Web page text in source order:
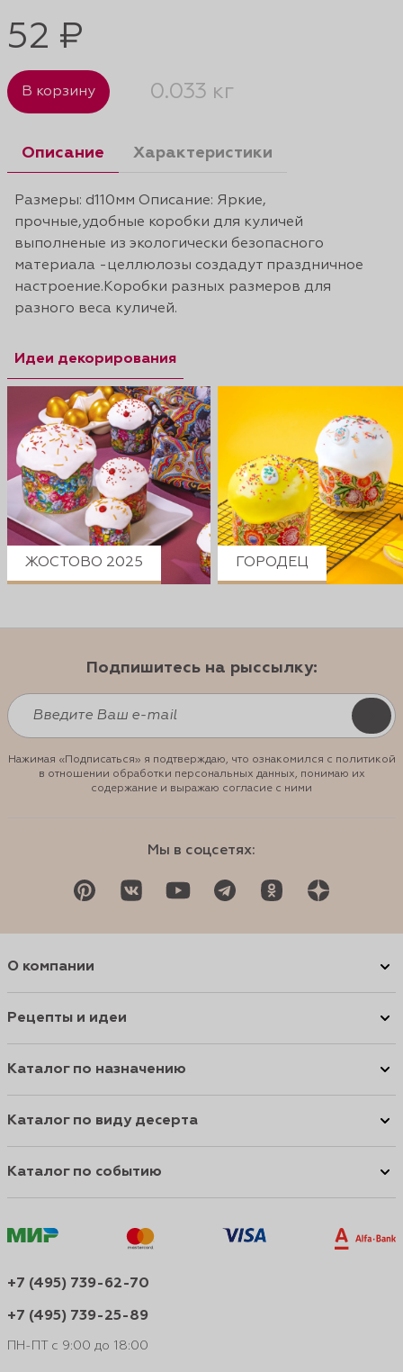
52 ₽
В корзину 0.033 кг
Описание Характеристики
Размеры: d110мм Описание: Яркие,
прочные,удобные коробки для куличей
выполненые из экологически безопасного
материала -целлюлозы создадут праздничное
настроение.Коробки разных размеров для
разного веса куличей.
Идеи декорирования
ЖОСТОВО 2025 ГОРОДЕЦ
Подпишитесь на рыссылку:
Нажимая «Подписаться» я подтверждаю, что ознакомился с политикой
в отношении обработки персональных данных, понимаю их
содержание и выражаю согласие с ними
Мы в соцсетях:
О компании
Рецепты и идеи
Каталог по назначению
Каталог по виду десерта
Каталог по событию
+7 (495) 739-62-70
+7 (495) 739-25-89
ПН-ПТ с 9:00 до 18:00